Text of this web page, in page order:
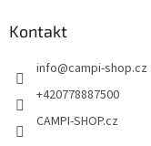
Kontakt
info@campi-shop.cz
+420778887500
CAMPI-SHOP.cz